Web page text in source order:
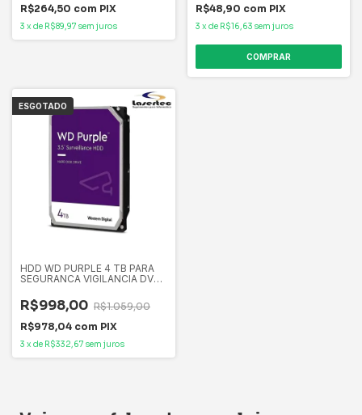
R$264,50 com PIX
3 x de R$89,97 sem juros
R$48,90 com PIX
3 x de R$16,63 sem juros
ESGOTADO
HDD WD PURPLE 4 TB PARA
SEGURANCA VIGILANCIA DVR
R$998,00 R$1.059,00
R$978,04 com PIX
3 x de R$332,67 sem juros